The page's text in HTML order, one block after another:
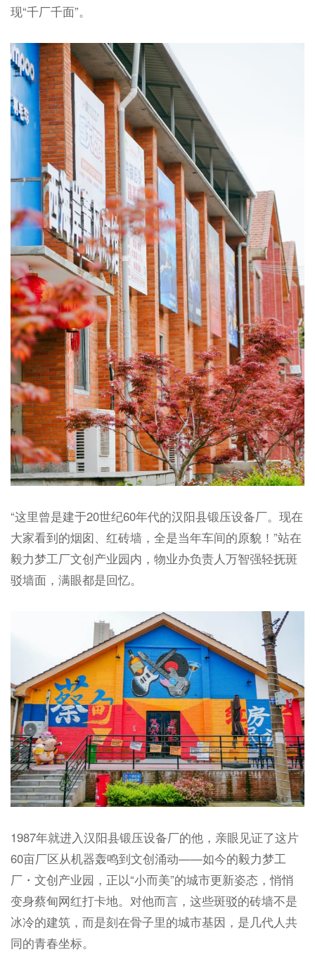
现“千厂千面”。
“这里曾是建于20世纪60年代的汉阳县锻压设备厂。现在
大家看到的烟囱、红砖墙，全是当年车间的原貌！”站在
毅力梦工厂文创产业园内，物业办负责人万智强轻抚斑
驳墙面，满眼都是回忆。
1987年就进入汉阳县锻压设备厂的他，亲眼见证了这片
60亩厂区从机器轰鸣到文创涌动——如今的毅力梦工
厂・文创产业园，正以“小而美”的城市更新姿态，悄悄
变身蔡甸网红打卡地。对他而言，这些斑驳的砖墙不是
冰冷的建筑，而是刻在骨子里的城市基因，是几代人共
同的青春坐标。